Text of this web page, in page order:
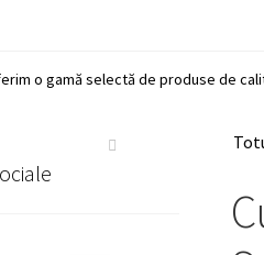
o gamă selectă de produse de